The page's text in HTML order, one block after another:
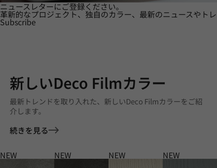
ニュースレターにご登録ください。
革新的なプロジェクト、独自のカラー、最新のニュースやト
Subscribe
新しいDeco Filmカラー
最新トレンドを取り入れた、新しいDeco Filmカラーをご紹
介します。
続きを見る
NEW NEW NEW NEW